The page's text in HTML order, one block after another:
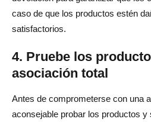
caso de que los productos estén
satisfactorios.
4. Pruebe los
asociación total
Antes de comprometerse con una
aconsejable probar los productos y